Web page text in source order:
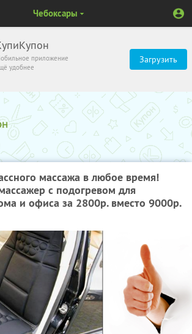
приложение
удобнее
Загрузить
Чебоксары
массажа в любое время!
с подогревом для
и офиса за 2800р. вместо 9000р.